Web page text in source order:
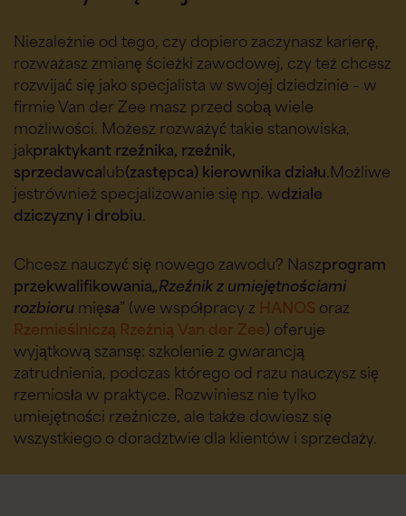
Niezależnie od tego, czy dopiero zaczynasz karierę,
rozważasz zmianę ścieżki zawodowej, czy też chcesz
rozwijać się jako specjalista w swojej dziedzinie – w
firmie Van der Zee masz przed sobą wiele
możliwości. Możesz rozważyć takie stanowiska,
jakpraktykant rzeźnika, rzeźnik,
sprzedawcalub(zastępca) kierownika działu.Możliwe
jestrównież specjalizowanie się np. wdziale
dziczyzny i drobiu.
Chcesz nauczyć się nowego zawodu? Naszprogram
przekwalifikowania„Rzeźnik z umiejętnościami
rozbiorumięsa” (we współpracy z HANOS oraz
Rzemieślniczą Rzeźnią Van der Zee) oferuje
wyjątkową szansę: szkolenie z gwarancją
zatrudnienia, podczas którego od razu nauczysz się
rzemiosła w praktyce. Rozwiniesz nie tylko
umiejętności rzeźnicze, ale także dowiesz się
wszystkiego o doradztwie dla klientów i sprzedaży.